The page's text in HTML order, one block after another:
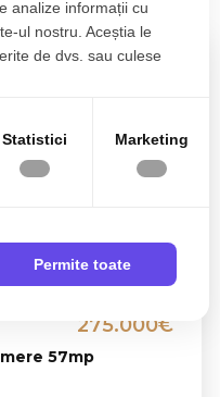
57mp
275.000€
analize informații cu
ul nostru. Aceștia le
de dvs. sau culese
Statistici Marketing
Permite toate